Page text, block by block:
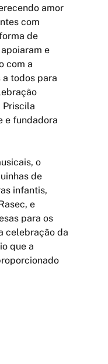
amor
com
de
e
com a
todos para
Priscila
e fundadora
o
de
infantis,
e
para os
celebração da
que a